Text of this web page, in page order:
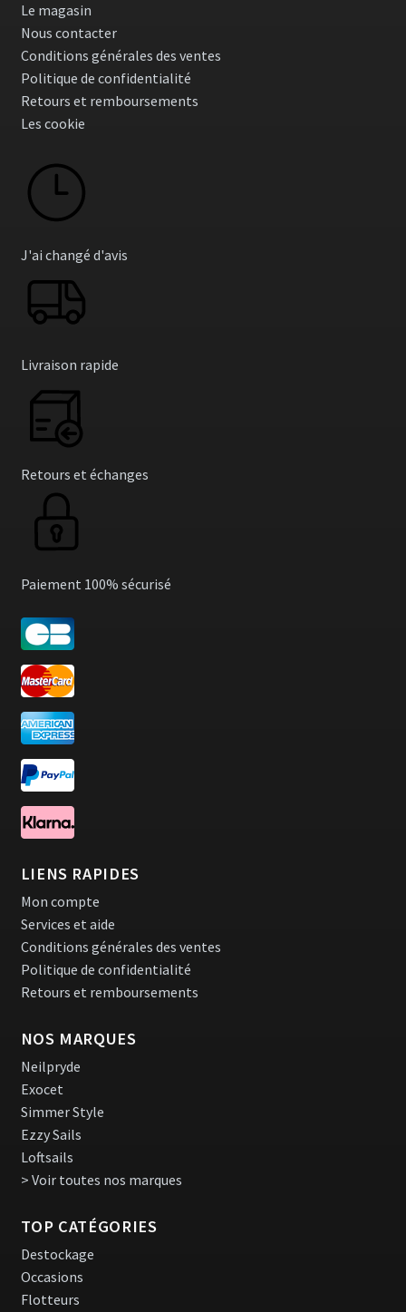
Le magasin
Nous contacter
Conditions générales des ventes
Politique de confidentialité
Retours et remboursements
Les cookie
J'ai changé d'avis
Livraison rapide
Retours et échanges
Paiement 100% sécurisé
LIENS RAPIDES
Mon compte
Services et aide
Conditions générales des ventes
Politique de confidentialité
Retours et remboursements
NOS MARQUES
Neilpryde
Exocet
Simmer Style
Ezzy Sails
Loftsails
> Voir toutes nos marques
TOP CATÉGORIES
Destockage
Occasions
Flotteurs